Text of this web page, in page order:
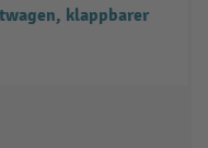
klappbarer